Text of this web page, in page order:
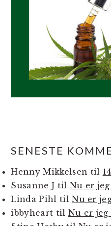
SENESTE
Henny Mikkelsen til
Susanne J til Nu er
Linda Pihl tilNu er
ibbyheart til Nu er